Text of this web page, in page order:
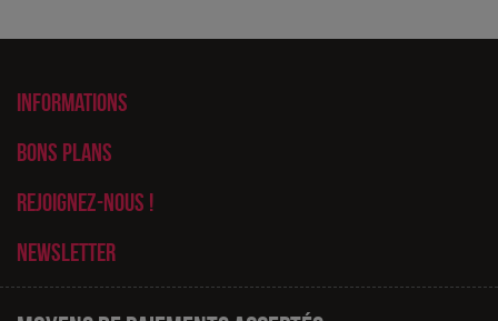
Informations
Bons plans
Rejoignez-nous !
Newsletter